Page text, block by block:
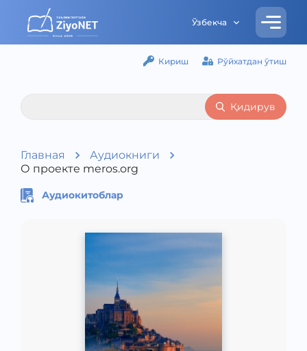
Ўзбекча
Кириш Рўйхатдан ўтиш
Қидирув
Главная
Аудиокниги
О проекте meros.org
Аудиокитоблар